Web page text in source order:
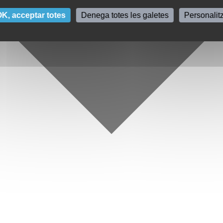
acceptar totes Denega totes les galetes